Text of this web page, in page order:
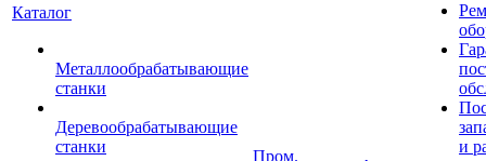
Каталог
Металлообрабатывающие
станки
Деревообрабатывающие
станки
Пром.
и